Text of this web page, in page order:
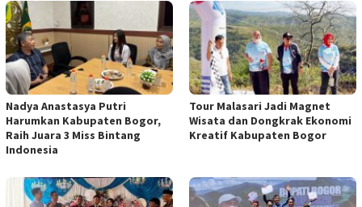
Nadya Anastasya Putri
Harumkan Kabupaten Bogor,
Raih Juara 3 Miss Bintang
Indonesia
Tour Malasari Jadi Magnet
Wisata dan Dongkrak Ekonomi
Kreatif Kabupaten Bogor